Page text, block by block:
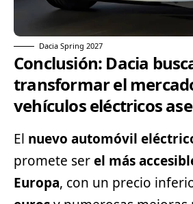
Dacia Spring 2027
Conclusión: Dacia
transformar el
vehículos eléctricos
El nuevo automóvil
promete serel más
Europa, con un precio